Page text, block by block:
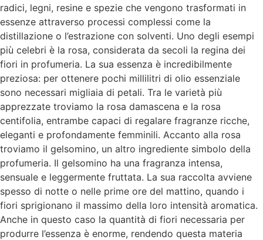
radici, legni, resine e spezie che vengono trasformati in
essenze attraverso processi complessi come la
distillazione o l’estrazione con solventi. Uno degli esempi
più celebri è la rosa, considerata da secoli la regina dei
fiori in profumeria. La sua essenza è incredibilmente
preziosa: per ottenere pochi millilitri di olio essenziale
sono necessari migliaia di petali. Tra le varietà più
apprezzate troviamo la rosa damascena e la rosa
centifolia, entrambe capaci di regalare fragranze ricche,
eleganti e profondamente femminili. Accanto alla rosa
troviamo il gelsomino, un altro ingrediente simbolo della
profumeria. Il gelsomino ha una fragranza intensa,
sensuale e leggermente fruttata. La sua raccolta avviene
spesso di notte o nelle prime ore del mattino, quando i
fiori sprigionano il massimo della loro intensità aromatica.
Anche in questo caso la quantità di fiori necessaria per
produrre l’essenza è enorme, rendendo questa materia